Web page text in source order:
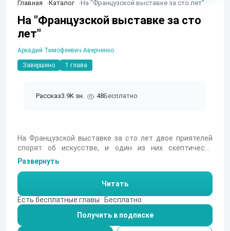
Главная Каталог На "Французской выставке за сто лет"
На "Французской выставке за сто
лет"
Аркадий Тимофеевич Аверченко
Завершено 1 глава
Рассказ3.9K зн. 48Бесплатно
На Французской выставке за сто лет двое приятелей
спорят об искусстве, и один из них скептически
настроен к любым «заграничным вывертам». Он не
понимает, зачем художники дают картинам странные
названия, и подозревает всех живописцев в
декадентстве. Его спутник пытается вразумить
оппонента, но вместо обсуждения живописи они лишь
удивляются несоответствию между тем, что видят, и
тем, что написано в каталоге. В этой короткой сцене
Аверченко с тонкой иронией высмеивает
Развернуть
Читать
Есть бесплатные главы · Бесплатно
Получить в подписке